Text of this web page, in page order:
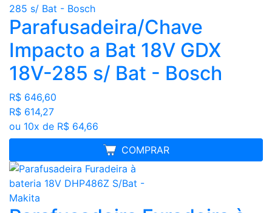
Parafusadeira/Chave
Impacto a Bat 18V GDX
18V-285 s/ Bat - Bosch
R$ 646,60
R$ 614,27
ou 10x de R$ 64,66
COMPRAR
FRETE GRÁTIS